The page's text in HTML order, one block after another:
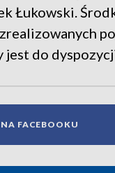
Łukowski.
do
FACEBOOKU